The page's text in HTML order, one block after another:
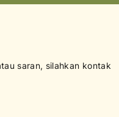
saran, silahkan kontak